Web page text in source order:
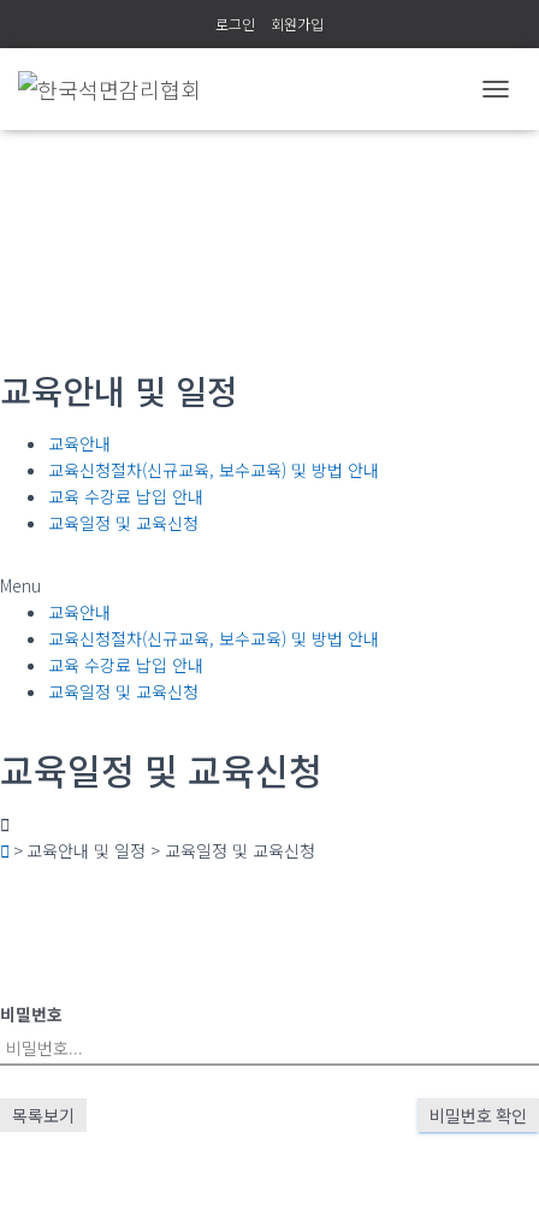
로그인 회원가입
비
교육안내 및 일정
교육안내
교육신청절차(신규교육, 보수교육) 및 방법 안내
교육 수강료 납입 안내
교육일정 및 교육신청
Menu
교육안내
교육신청절차(신규교육, 보수교육) 및 방법 안내
교육 수강료 납입 안내
교육일정 및 교육신청
교육일정 및 교육신청
> 교육안내 및 일정 > 교육일정 및 교육신청
비밀번호
목록보기 비밀번호 확인